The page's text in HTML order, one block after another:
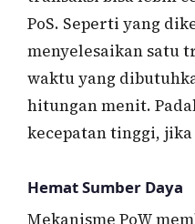
PoS. Seperti yang
menyelesaikan satu
waktu yang
hitungan menit.
kecepatan tinggi,
Hemat Sumber Daya
Mekanisme PoW